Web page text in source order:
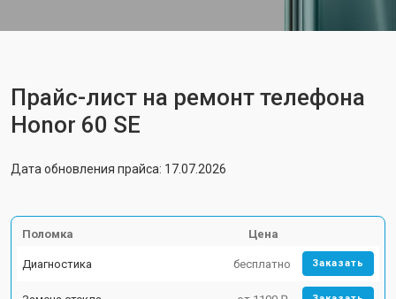
Прайс-лист на ремонт телефона
Honor 60 SE
Дата обновления прайса: 17.07.2026
Поломка Цена
Диагностика бесплатно Заказать